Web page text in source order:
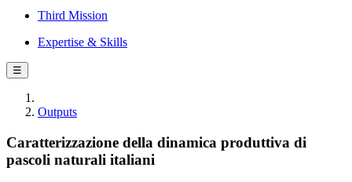
Third Mission
Expertise & Skills
☰
Outputs
Caratterizzazione della dinamica produttiva di
pascoli naturali italiani